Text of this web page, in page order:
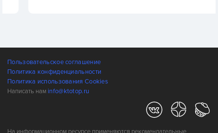
Пользовательское соглашение
Политика конфиденциальности
Политика использования Cookies
Написать нам info@ktotop.ru